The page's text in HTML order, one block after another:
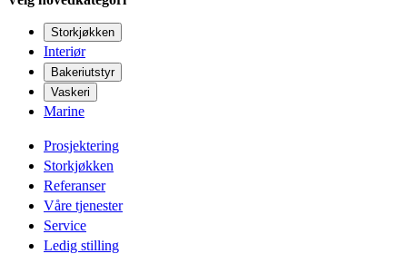
Storkjøkken
Interiør
Bakeriutstyr
Vaskeri
Marine
Prosjektering
Storkjøkken
Referanser
Våre tjenester
Service
Ledig stilling